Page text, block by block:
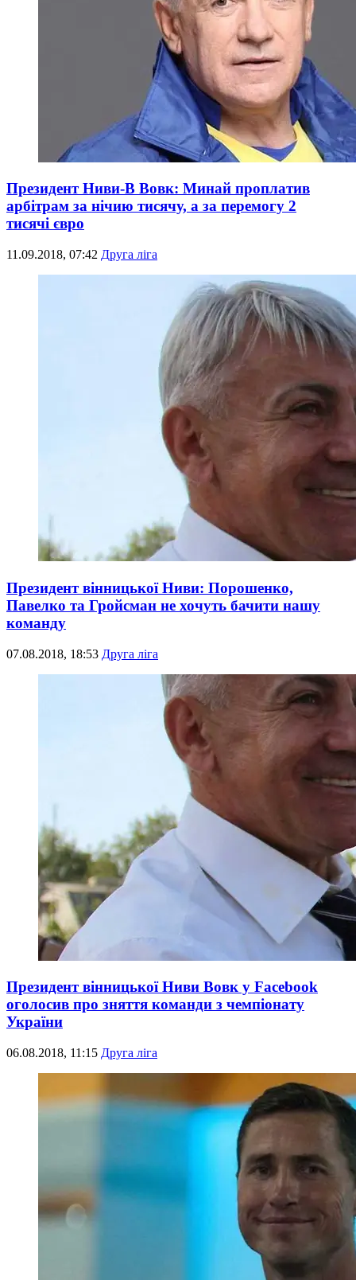
Президент Ниви-В Вовк: Минай проплатив
арбітрам за нічию тисячу, а за перемогу 2
тисячі євро
11.09.2018, 07:42 Друга ліга
Президент вінницької Ниви: Порошенко,
Павелко та Гройсман не хочуть бачити нашу
команду
07.08.2018, 18:53 Друга ліга
Президент вінницької Ниви Вовк у Facebook
оголосив про зняття команди з чемпіонату
України
06.08.2018, 11:15 Друга ліга